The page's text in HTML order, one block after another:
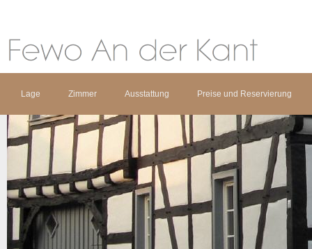
Lage Zimmer Ausstattung Preise und Reservierung